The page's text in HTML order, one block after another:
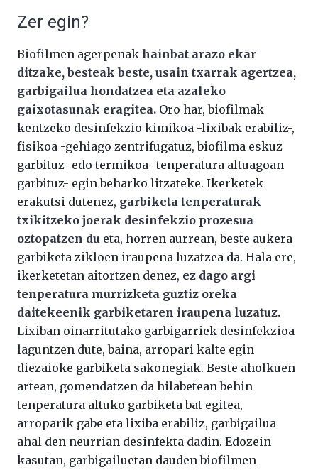
Zer egin?
Biofilmen agerpenak hainbat arazo ekar
ditzake, besteak beste, usain txarrak agertzea,
garbigailua hondatzea eta azaleko
gaixotasunak eragitea. Oro har, biofilmak
kentzeko desinfekzio kimikoa -lixibak erabiliz-,
fisikoa -gehiago zentrifugatuz, biofilma eskuz
garbituz- edo termikoa -tenperatura altuagoan
garbituz- egin beharko litzateke. Ikerketek
erakutsi dutenez, garbiketa tenperaturak
txikitzeko joerak desinfekzio prozesua
oztopatzen du eta, horren aurrean, beste aukera
garbiketa zikloen iraupena luzatzea da. Hala ere,
ikerketetan aitortzen denez, ez dago argi
tenperatura murrizketa guztiz oreka
daitekeenik garbiketaren iraupena luzatuz.
Lixiban oinarritutako garbigarriek desinfekzioa
laguntzen dute, baina, arropari kalte egin
diezaioke garbiketa sakonegiak. Beste aholkuen
artean, gomendatzen da hilabetean behin
tenperatura altuko garbiketa bat egitea,
arroparik gabe eta lixiba erabiliz, garbigailua
ahal den neurrian desinfekta dadin. Edozein
kasutan, garbigailuetan dauden biofilmen